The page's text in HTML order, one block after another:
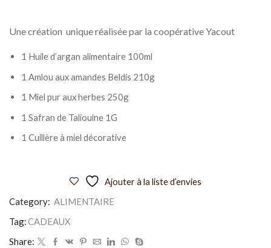
Une création unique réalisée par la coopérative Yacout
1 Huile d’argan alimentaire 100ml
1 Amlou aux amandes Beldis 210g
1 Miel pur aux herbes 250g
1 Safran de Taliouine 1G
1 Cuillère à miel décorative
Ajouter à la liste d’envies
Category: ALIMENTAIRE
Tag:CADEAUX
Share: